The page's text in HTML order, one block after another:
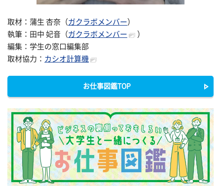
取材：蒲生 杏奈（ ガクラボメンバー ）
執筆：田中 妃音（ ガクラボメンバー
）
編集：学生の窓口編集部
取材協力： カシオ計算機
お仕事図鑑TOP